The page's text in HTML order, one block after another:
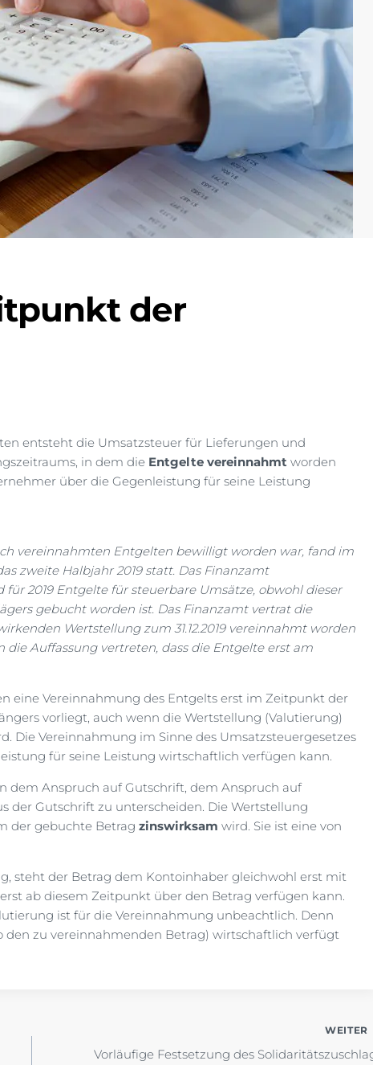
der
entsteht die Umsatzsteuer für Lieferungen und
in dem die Entgelte vereinnahmt worden
über die Gegenleistung für seine Leistung
vereinnahmten Entgelten bewilligt worden war, fand im
zweite Halbjahr 2019 statt. Das Finanzamt
2019 Entgelte für steuerbare Umsätze, obwohl dieser
gebucht worden ist. Das Finanzamt vertrat die
Wertstellung zum 31.12.2019 vereinnahmt worden
Auffassung vertreten, dass die Entgelte erst am
eine Vereinnahmung des Entgelts erst im Zeitpunkt der
vorliegt, auch wenn die Wertstellung (Valutierung)
Die Vereinnahmung im Sinne des Umsatzsteuergesetzes
für seine Leistung wirtschaftlich verfügen kann.
dem Anspruch auf Gutschrift, dem Anspruch auf
der Gutschrift zu unterscheiden. Die Wertstellung
der gebuchte Betrag zinswirksam wird. Sie ist eine von
steht der Betrag dem Kontoinhaber gleichwohl erst mit
ab diesem Zeitpunkt über den Betrag verfügen kann.
ist für die Vereinnahmung unbeachtlich. Denn
den zu vereinnahmenden Betrag) wirtschaftlich verfügt
WEITER
Vorläufige Festsetzung des